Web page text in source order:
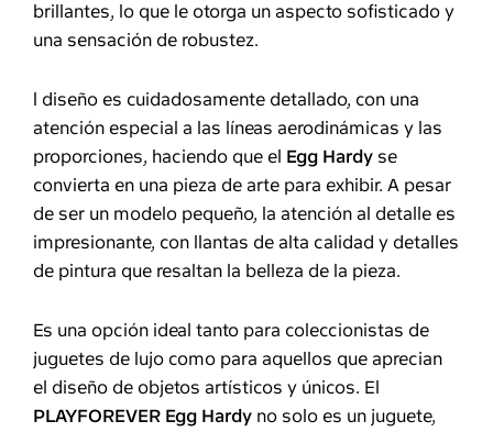
brillantes, lo que le otorga un aspecto sofisticado y
una sensación de robustez.
l diseño es cuidadosamente detallado, con una
atención especial a las líneas aerodinámicas y las
proporciones, haciendo que el Egg Hardy se
convierta en una pieza de arte para exhibir. A pesar
de ser un modelo pequeño, la atención al detalle es
impresionante, con llantas de alta calidad y detalles
de pintura que resaltan la belleza de la pieza.
Es una opción ideal tanto para coleccionistas de
juguetes de lujo como para aquellos que aprecian
el diseño de objetos artísticos y únicos. El
PLAYFOREVER Egg Hardy no solo es un juguete,